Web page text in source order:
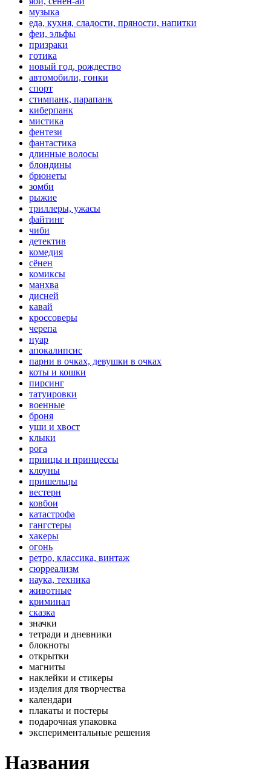
музыка
еда, кухня, сладости, пряности, напитки
феи, эльфы
призраки
готика
новый год, рождество
автомобили, гонки
спорт
стимпанк, парапанк
киберпанк
мистика
фентези
фантастика
длинные волосы
блондины
брюнеты
зомби
рыжие
триллеры, ужасы
файтинг
чиби
детектив
комедия
сёнен
комиксы
манхва
дисней
кавай
кроссоверы
черепа
нуар
апокалипсис
парни в очках, девушки в очках
коты и кошки
пирсинг
татуировки
военные
броня
уши и хвост
клыки
рога
принцы и принцессы
клоуны
пришельцы
вестерн
ковбои
катастрофа
гангстеры
хакеры
огонь
ретро, классика, винтаж
сюрреализм
наука, техника
животные
криминал
сказка
значки
тетради и дневники
блокноты
открытки
магниты
наклейки и стикеры
изделия для творчества
календари
плакаты и постеры
подарочная упаковка
экспериментальные решения
Названия